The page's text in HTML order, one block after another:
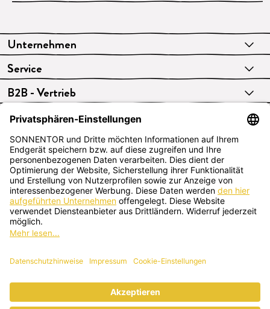
Unternehmen
Service
B2B - Vertrieb
Deutsch
SONNENTOR Kräuterhandels GMBH
Sprögnitz 10, 3913 Sprögnitz, Österreich
deine Fragen